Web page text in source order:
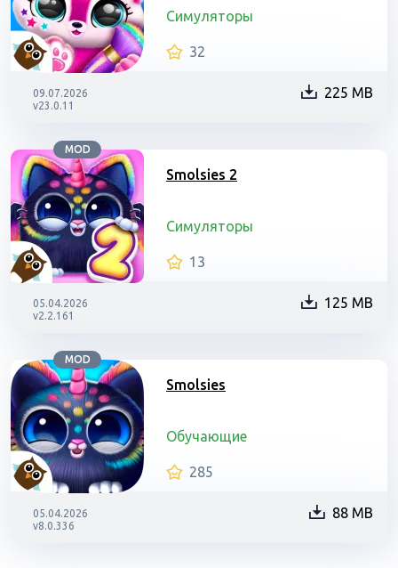
Симуляторы
32
09.07.2026
v23.0.11
225 MB
MOD
Smolsies 2
Симуляторы
13
05.04.2026
v2.2.161
125 MB
MOD
Smolsies
Обучающие
285
05.04.2026
v8.0.336
88 MB